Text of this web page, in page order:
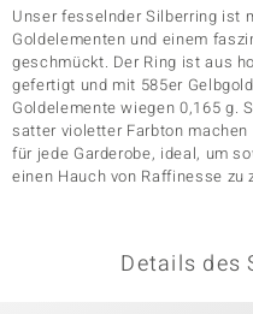
Unser fesselnder Silberring ist
Goldelementen und einem
geschmückt. Der Ring ist aus
gefertigt und mit 585er
Goldelemente wiegen 0,165 g.
satter violetter Farbton
für jede Garderobe, ideal, um
einen Hauch von Raffinesse zu
Details des